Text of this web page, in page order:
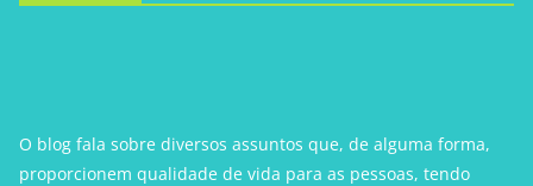
O blog fala sobre diversos assuntos que, de alguma forma,
proporcionem qualidade de vida para as pessoas, tendo